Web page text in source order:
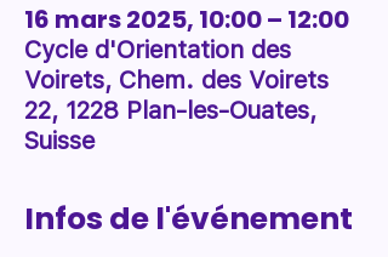
16 mars 2025, 10:00 – 12:00
Cycle d'Orientation des
Voirets, Chem. des Voirets
22, 1228 Plan-les-Ouates,
Suisse
Infos de l'événement